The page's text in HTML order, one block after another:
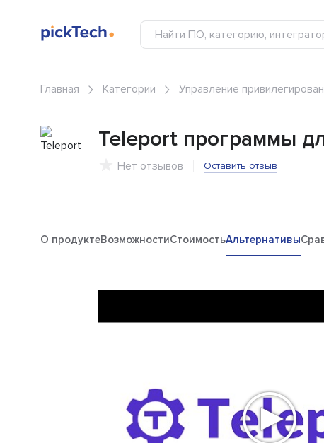
Главная Категории Управление
Teleport программы
Нет отзывов Оставить отзыв
О продуктеВозможностиСтоимостьАльтернативы